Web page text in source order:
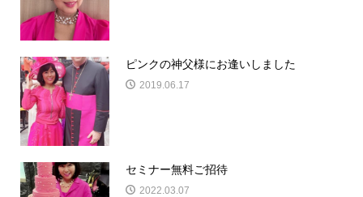
ピンクの神父様にお逢いしました
2019.06.17
セミナー無料ご招待
2022.03.07